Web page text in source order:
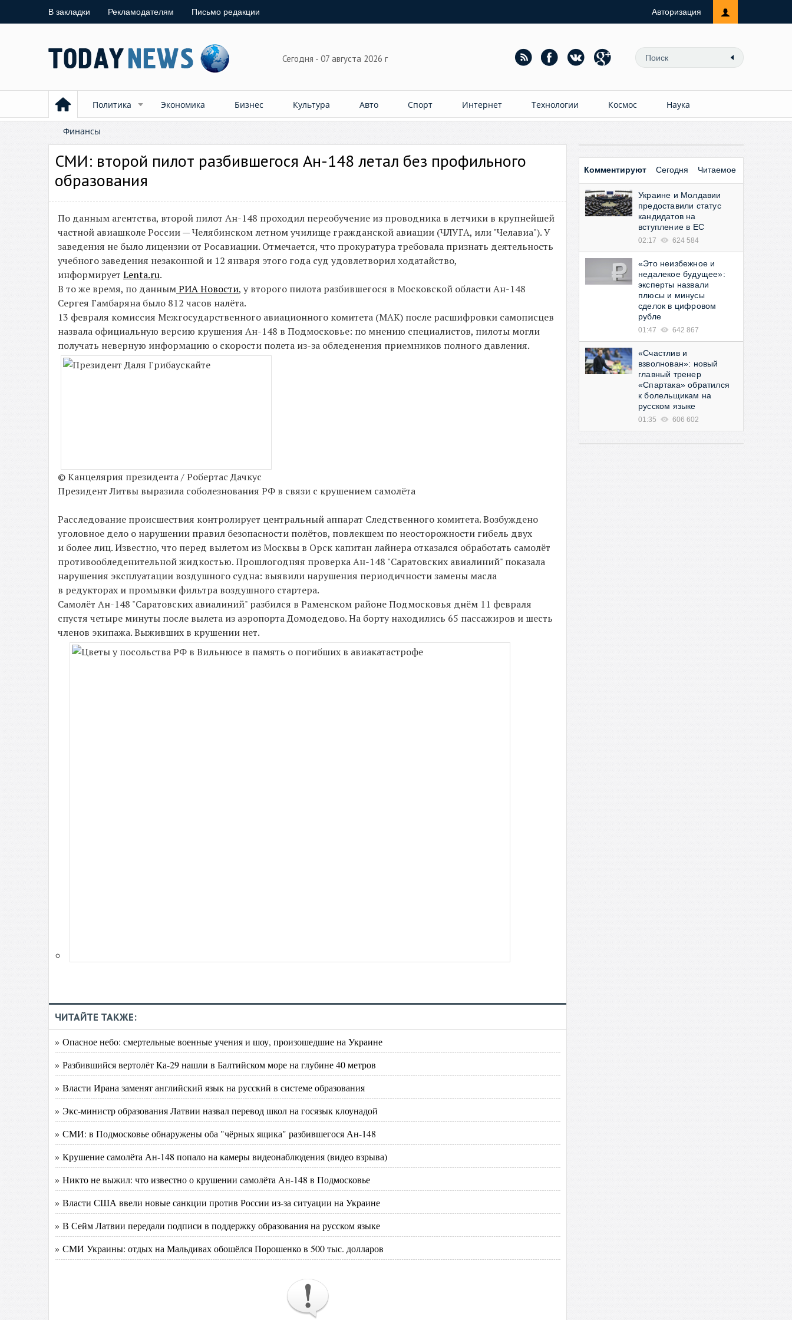
В закладки Рекламодателям Письмо редакции Авторизация
Сегодня - 07 августа 2026 г
Политика Экономика Бизнес Культура Авто Спорт Интернет Технологии Космос Наука
Финансы
СМИ: второй пилот разбившегося Ан-148 летал без профильного
образования
По данным агентства, второй пилот Ан-148 проходил переобучение из проводника в летчики в крупнейшей
частной авиашколе России — Челябинском летном училище гражданской авиации (ЧЛУГА, или "Челавиа"). У
заведения не было лицензии от Росавиации. Отмечается, что прокуратура требовала признать деятельность
учебного заведения незаконной и 12 января этого года суд удовлетворил ходатайство,
информирует Lenta.ru.
В то же время, по даннымРИА Новости, у второго пилота разбившегося в Московской области Ан-148
Сергея Гамбаряна было 812 часов налёта.
13 февраля комиссия Межгосударственного авиационного комитета (МАК) после расшифровки самописцев
назвала официальную версию крушения Ан-148 в Подмосковье: по мнению специалистов, пилоты могли
получать неверную информацию о скорости полета из-за обледенения приемников полного давления.
© Канцелярия президента / Робертас Дачкус
Президент Литвы выразила соболезнования РФ в связи с крушением самолёта
Расследование происшествия контролирует центральный аппарат Следственного комитета. Возбуждено
уголовное дело о нарушении правил безопасности полётов, повлекшем по неосторожности гибель двух
и более лиц. Известно, что перед вылетом из Москвы в Орск капитан лайнера отказался обработать самолёт
противообледенительной жидкостью. Прошлогодняя проверка Ан-148 "Саратовских авиалиний" показала
нарушения эксплуатации воздушного судна: выявили нарушения периодичности замены масла
в редукторах и промывки фильтра воздушного стартера.
Самолёт Ан-148 "Саратовских авиалиний" разбился в Раменском районе Подмосковья днём 11 февраля
спустя четыре минуты после вылета из аэропорта Домодедово. На борту находились 65 пассажиров и шесть
членов экипажа. Выживших в крушении нет.
ЧИТАЙТЕ ТАКЖЕ:
» Опасное небо: смертельные военные учения и шоу, произошедшие на Украине
» Разбившийся вертолёт Ка-29 нашли в Балтийском море на глубине 40 метров
» Власти Ирана заменят английский язык на русский в системе образования‍
» Экс-министр образования Латвии назвал перевод школ на госязык клоунадой
» СМИ: в Подмосковье обнаружены оба "чёрных ящика" разбившегося Ан-148
» Крушение самолёта Ан-148 попало на камеры видеонаблюдения (видео взрыва)
» Никто не выжил: что известно о крушении самолёта Ан-148 в Подмосковье
» Власти США ввели новые санкции против России из-за ситуации на Украине
» В Сейм Латвии передали подписи в поддержку образования на русском языке
» СМИ Украины: отдых на Мальдивах обошёлся Порошенко в 500 тыс. долларов
Комментируют Сегодня Читаемое
Украине и Молдавии
предоставили статус
кандидатов на
вступление в ЕС
02:17 624 584
«Это неизбежное и
недалекое будущее»:
эксперты назвали
плюсы и минусы
сделок в цифровом
рубле
01:47 642 867
«Счастлив и
взволнован»: новый
главный тренер
«Спартака» обратился
к болельщикам на
русском языке
01:35 606 602